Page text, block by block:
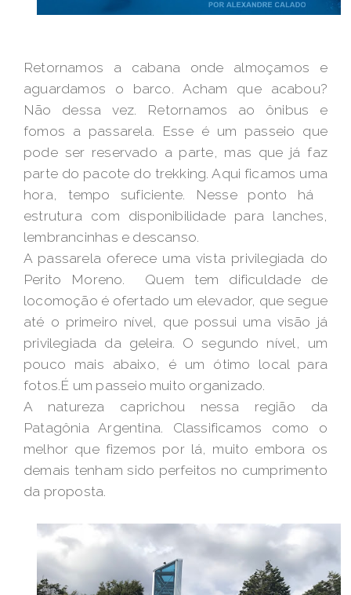
Retornamos a cabana onde almoçamos e
aguardamos o barco. Acham que acabou?
Não dessa vez. Retornamos ao ônibus e
fomos a passarela. Esse é um passeio que
pode ser reservado a parte, mas que já faz
parte do pacote do trekking. Aqui ficamos uma
hora, tempo suficiente. Nesse ponto há
estrutura com disponibilidade para lanches,
lembrancinhas e descanso.
A passarela oferece uma vista privilegiada do
Perito Moreno. Quem tem dificuldade de
locomoção é ofertado um elevador, que segue
até o primeiro nível, que possui uma visão já
privilegiada da geleira. O segundo nível, um
pouco mais abaixo, é um ótimo local para
fotos.É um passeio muito organizado.
A natureza caprichou nessa região da
Patagônia Argentina. Classificamos como o
melhor que fizemos por lá, muito embora os
demais tenham sido perfeitos no cumprimento
da proposta.